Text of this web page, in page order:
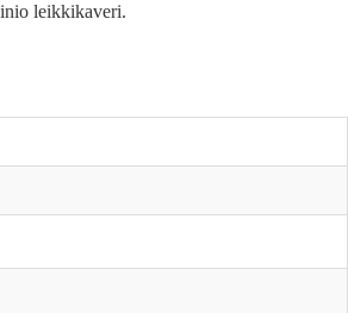
leikkikaveri.